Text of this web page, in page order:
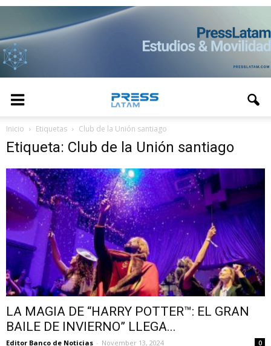
Inicio Etiquetas Club de la Unión santiago
Etiqueta: Club de la Unión santiago
LA MAGIA DE “HARRY POTTER™: EL GRAN
BAILE DE INVIERNO” LLEGA...
Editor Banco de Noticias - November 13, 2024 0